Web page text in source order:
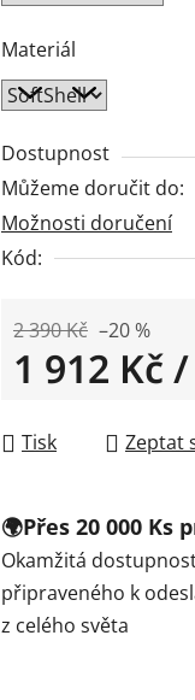
Materiál
Dostupnost
Můžeme doručit do:
Možnosti doručení
Kód:
2 390 Kč –20 %
1 912 Kč/
Tisk Zeptat
🌍Přes 20 000 Ks
Okamžitá
připraveného k
z celého světa